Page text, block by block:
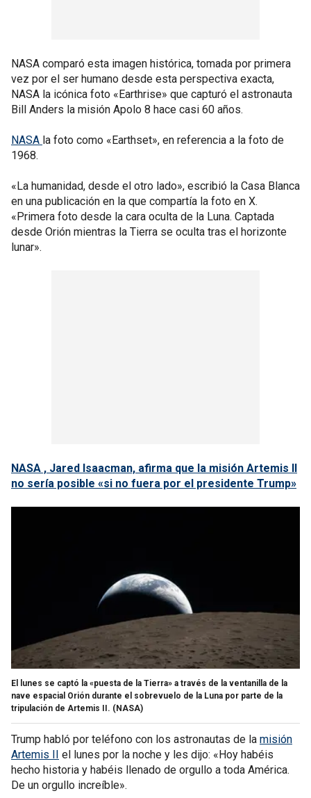
NASA comparó esta imagen histórica, tomada por primera
vez por el ser humano desde esta perspectiva exacta,
NASA la icónica foto «Earthrise» que capturó el astronauta
Bill Anders la misión Apolo 8 hace casi 60 años.
NASA la foto como «Earthset», en referencia a la foto de
1968.
«La humanidad, desde el otro lado», escribió la Casa Blanca
en una publicación en la que compartía la foto en X.
«Primera foto desde la cara oculta de la Luna. Captada
desde Orión mientras la Tierra se oculta tras el horizonte
lunar».
NASA , Jared Isaacman, afirma que la misión Artemis II
no sería posible «si no fuera por el presidente Trump»
El lunes se captó la «puesta de la Tierra» a través de la ventanilla de la
nave espacial Orión durante el sobrevuelo de la Luna por parte de la
tripulación de Artemis II. (NASA)
Trump habló por teléfono con los astronautas de la misión
Artemis II el lunes por la noche y les dijo: «Hoy habéis
hecho historia y habéis llenado de orgullo a toda América.
De un orgullo increíble».